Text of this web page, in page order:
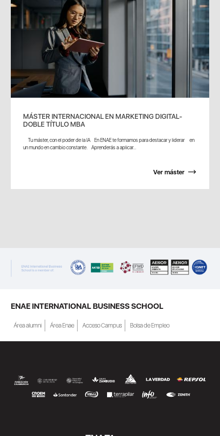
MÁSTER INTERNACIONAL EN MARKETING DIGITAL-
DOBLE TÍTULO MBA
Tu máster, con el poder de la IA En ENAE te formamos para destacar y liderar en
un mundo en cambio constante. Aprenderás a aplicar...
Ver máster
ENAE INTERNATIONAL BUSINESS SCHOOL
Área alumni Área Enae Acceso Campus Bolsa de Empleo